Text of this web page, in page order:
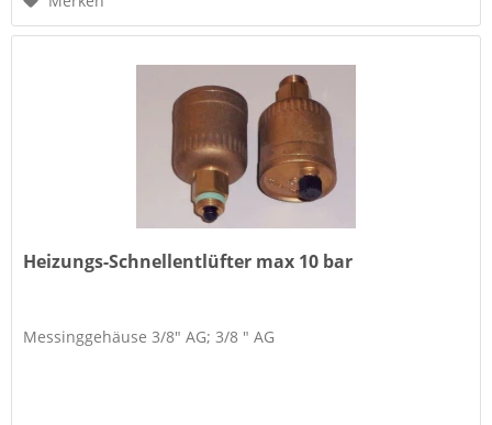
Heizungs-Schnellentlüfter max 10 bar
Messinggehäuse 3/8" AG; 3/8 " AG